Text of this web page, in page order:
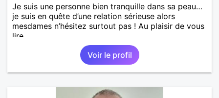
Je suis une personne bien tranquille dans sa peau…
je suis en quête d’une relation sérieuse alors
mesdames n’hésitez surtout pas ! Au plaisir de vous
lire.
Voir le profil